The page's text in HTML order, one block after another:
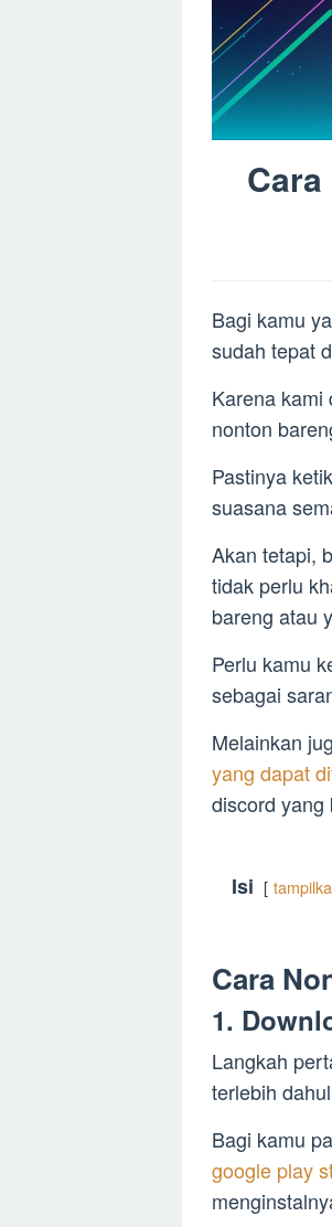
Bagi kamu
sudah tepat
Karena kami
nonton
Pastinya
suasana
Akan tetapi,
tidak perlu
bareng atau
Perlu kamu
sebagai
Melainkan
yang dapat
discord yang
Isi
Cara
1.
Langkah
terlebih
Bagi kamu
google play